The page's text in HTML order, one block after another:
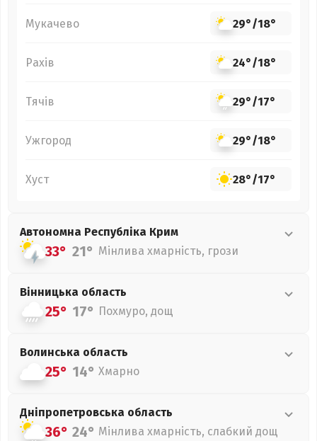
Мукачево 29°/18°
Рахів 24°/18°
Тячів 29°/17°
Ужгород 29°/18°
Хуст 28°/17°
Автономна Республіка Крим
33° 21° Мінлива хмарність, грози
Вінницька область
25° 17° Похмуро, дощ
Волинська область
25° 14° Хмарно
Дніпропетровська область
36° 24° Мінлива хмарність, слабкий дощ